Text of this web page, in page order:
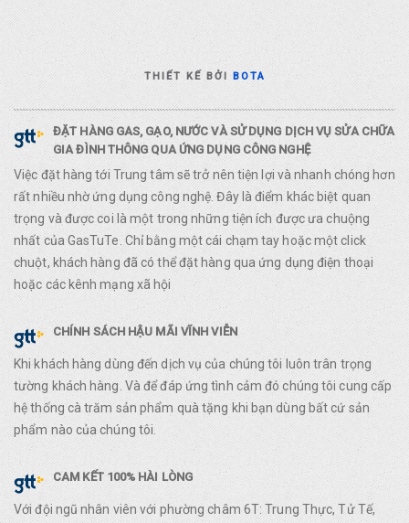
THIẾT KẾ BỞIBOTA
ĐẶT HÀNG GAS, GẠO, NƯỚC VÀ SỬ DỤNG DỊCH VỤ SỬA CHỮA
GIA ĐÌNH THÔNG QUA ỨNG DỤNG CÔNG NGHỆ
Việc đặt hàng tới Trung tâm sẽ trở nên tiện lợi và nhanh chóng hơn
rất nhiều nhờ ứng dụng công nghệ. Đây là điểm khác biệt quan
trọng và được coi là một trong những tiện ích được ưa chuộng
nhất của GasTuTe. Chỉ bằng một cái chạm tay hoặc một click
chuột, khách hàng đã có thể đặt hàng qua ứng dụng điện thoại
hoặc các kênh mạng xã hội
CHÍNH SÁCH HẬU MÃI VĨNH VIỄN
Khi khách hàng dùng đến dịch vụ của chúng tôi luôn trân trọng
tường khách hàng. Và để đáp ứng tình cảm đó chúng tôi cung cấp
hệ thống cà trăm sản phẩm quà tặng khi bạn dùng bất cứ sản
phẩm nào của chúng tôi.
CAM KẾT 100% HÀI LÒNG
Với đội ngũ nhân viên với phường châm 6T: Trung Thực, Tử Tế,